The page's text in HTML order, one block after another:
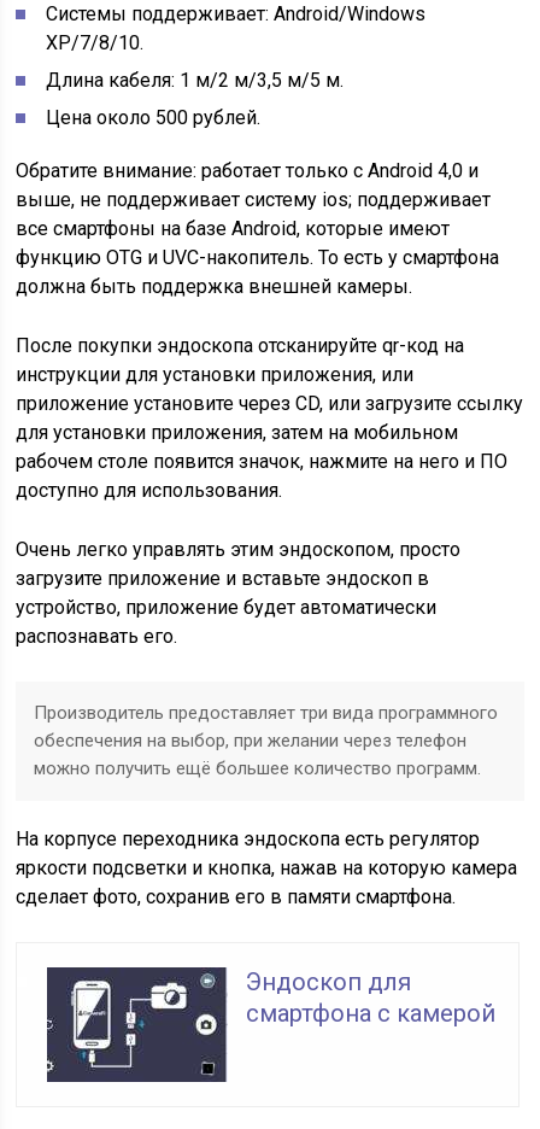
Системы поддерживает: Android/Windows
XP/7/8/10.
Длина кабеля: 1 м/2 м/3,5 м/5 м.
Цена около 500 рублей.
Обратите внимание: работает только с Android 4,0 и
выше, не поддерживает систему ios; поддерживает
все смартфоны на базе Android, которые имеют
функцию OTG и UVC-накопитель. То есть у смартфона
должна быть поддержка внешней камеры.
После покупки эндоскопа отсканируйте qr-код на
инструкции для установки приложения, или
приложение установите через CD, или загрузите ссылку
для установки приложения, затем на мобильном
рабочем столе появится значок, нажмите на него и ПО
доступно для использования.
Очень легко управлять этим эндоскопом, просто
загрузите приложение и вставьте эндоскоп в
устройство, приложение будет автоматически
распознавать его.
Производитель предоставляет три вида программного
обеспечения на выбор, при желании через телефон
можно получить ещё большее количество программ.
На корпусе переходника эндоскопа есть регулятор
яркости подсветки и кнопка, нажав на которую камера
сделает фото, сохранив его в памяти смартфона.
Эндоскоп для
смартфона с камерой